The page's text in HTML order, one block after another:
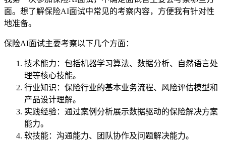
面。想了解保险AI面试中常见的考察内容，方便我有针对性
地准备。
保险AI面试主要考察以下几个方面：
技术能力：包括机器学习算法、数据分析、自然语言处
理等核心技能。
行业知识：保险行业的基本业务流程、风险评估模型和
产品设计理解。
实践经验：通过案例分析展示数据驱动的保险解决方案
能力。
软技能：沟通能力、团队协作及问题解决能力。